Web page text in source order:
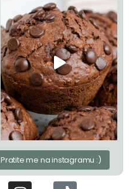
Pratite me na instagramu :)